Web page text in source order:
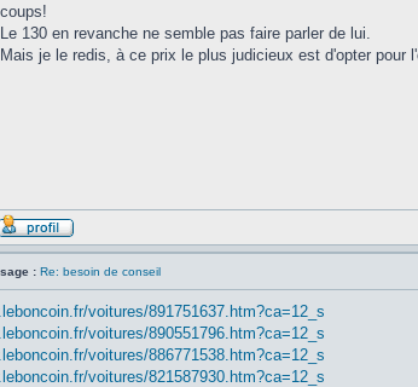
coups!
Le 130 en revanche ne semble pas faire parler de lui.
Mais je le redis, à ce prix le plus judicieux est d'opter
: Re: besoin de conseil
voitures/891751637.htm?ca=12_s
voitures/890551796.htm?ca=12_s
voitures/886771538.htm?ca=12_s
voitures/821587930.htm?ca=12_s